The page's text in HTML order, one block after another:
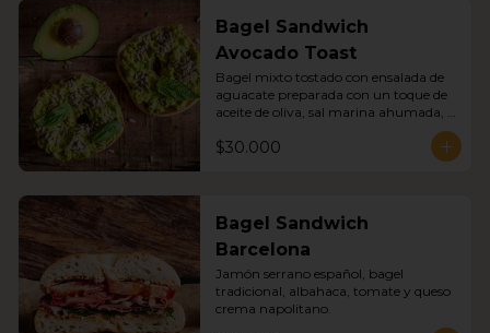
Bagel Sandwich
Avocado Toast
Bagel mixto tostado con ensalada de
aguacate preparada con un toque de
aceite de oliva, sal marina ahumada,
pimienta negra, semillas de girasol y
germinados.
$30.000
Bagel Sandwich
Barcelona
Jamón serrano español, bagel
tradicional, albahaca, tomate y queso
crema napolitano.